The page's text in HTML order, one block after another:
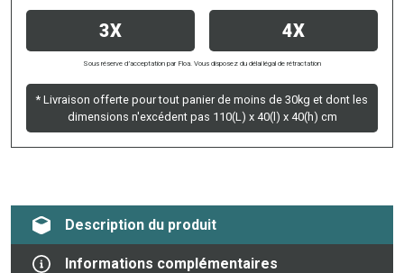
3X 4X
Sous réserve d’acceptation par Floa. Vous disposez du délai légal de rétractation
* Livraison offerte pour tout panier de moins de 30kg et dont les
dimensions n'excédent pas 110(L) x 40(l) x 40(h) cm
Description du produit
Informations complémentaires